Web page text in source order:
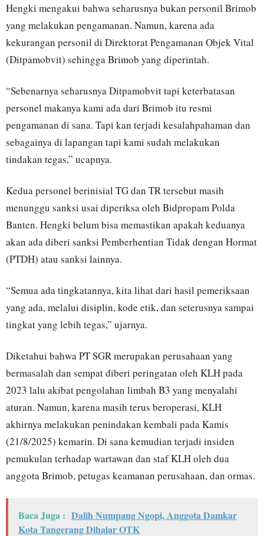
Hengki mengakui bahwa seharusnya bukan personil Brimob
yang melakukan pengamanan. Namun, karena ada
kekurangan personil di Direktorat Pengamanan Objek Vital
(Ditpamobvit) sehingga Brimob yang diperintah.
“Sebenarnya seharusnya Ditpamobvit tapi keterbatasan
personel makanya kami ada dari Brimob itu resmi
pengamanan di sana. Tapi kan terjadi kesalahpahaman dan
sebagainya di lapangan tapi kami sudah melakukan
tindakan tegas,” ucapnya.
Kedua personel berinisial TG dan TR tersebut masih
menunggu sanksi usai diperiksa oleh Bidpropam Polda
Banten. Hengki belum bisa memastikan apakah keduanya
akan ada diberi sanksi Pemberhentian Tidak dengan Hormat
(PTDH) atau sanksi lainnya.
“Semua ada tingkatannya, kita lihat dari hasil pemeriksaan
yang ada, melalui disiplin, kode etik, dan seterusnya sampai
tingkat yang lebih tegas,” ujarnya.
Diketahui bahwa PT SGR merupakan perusahaan yang
bermasalah dan sempat diberi peringatan oleh KLH pada
2023 lalu akibat pengolahan limbah B3 yang menyalahi
aturan. Namun, karena masih terus beroperasi, KLH
akhirnya melakukan penindakan kembali pada Kamis
(21/8/2025) kemarin. Di sana kemudian terjadi insiden
pemukulan terhadap wartawan dan staf KLH oleh dua
anggota Brimob, petugas keamanan perusahaan, dan ormas.
Baca Juga : Dalih Numpang Ngopi, Anggota Damkar
Kota Tangerang Dihajar OTK